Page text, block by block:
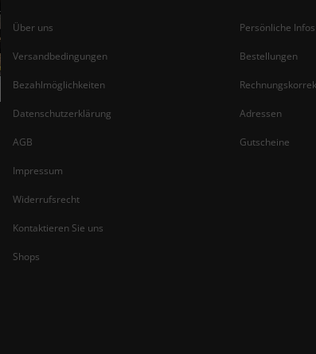
Über uns
Versandbedingungen
Bezahlmöglichkeiten
Datenschutzerklärung
AGB
Impressum
Widerrufsrecht
Kontaktieren Sie uns
Shops
Persönliche Infos
Bestellungen
Adressen
Gutscheine